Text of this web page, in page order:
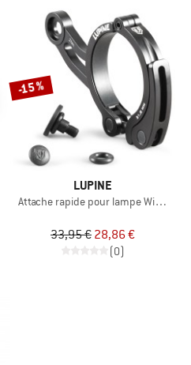
-15 %
LUPINE
Attache rapide pour lampe Wilma
33,95 € 28,86 €
(0)